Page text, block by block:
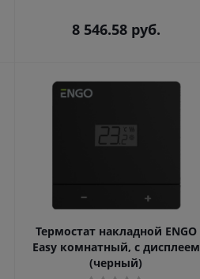
8 546.58руб.
Термостат накладной ENGO
Easy комнатный, с дисплеем
(черный)